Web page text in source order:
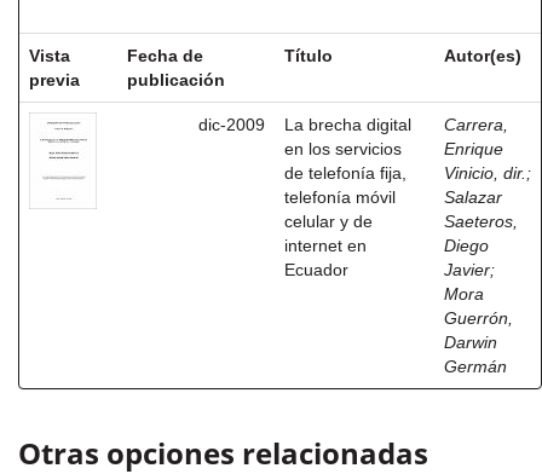
Vista
previa
Fecha de
publicación
Título Autor(es)
dic-2009
La brecha digital
en los servicios
de telefonía fija,
telefonía móvil
celular y de
internet en
Ecuador
Carrera,
Enrique
Vinicio, dir. ;
Salazar
Saeteros,
Diego
Javier;
Mora
Guerrón,
Darwin
Germán
Otras opciones relacionadas